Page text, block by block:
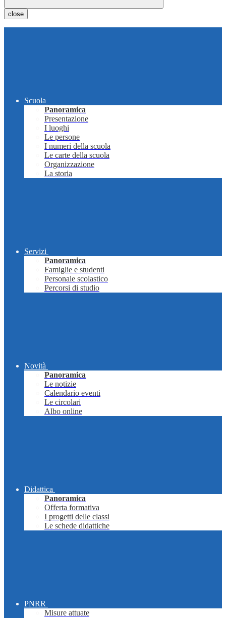
close
Scuola
Panoramica
Presentazione
I luoghi
Le persone
I numeri della scuola
Le carte della scuola
Organizzazione
La storia
Servizi
Panoramica
Famiglie e studenti
Personale scolastico
Percorsi di studio
Novità
Panoramica
Le notizie
Calendario eventi
Le circolari
Albo online
Didattica
Panoramica
Offerta formativa
I progetti delle classi
Le schede didattiche
PNRR
Misure attuate